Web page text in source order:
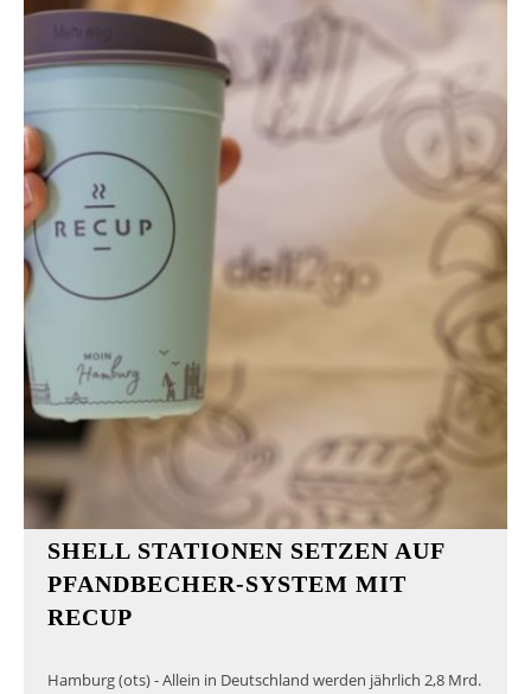
SHELL STATIONEN SETZEN AUF
PFANDBECHER-SYSTEM MIT
RECUP
Hamburg (ots) - Allein in Deutschland werden jährlich 2,8 Mrd.